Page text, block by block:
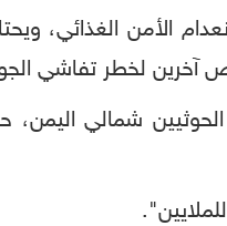
الأمن الغذائي،
آخرين لخطر تفاشي
الحوثيين شمالي اليمن،
للملايين".